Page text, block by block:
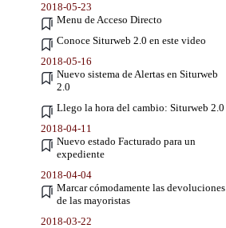
2018-05-23
Menu de Acceso Directo
Conoce Siturweb 2.0 en este video
2018-05-16
Nuevo sistema de Alertas en Siturweb
2.0
Llego la hora del cambio: Siturweb 2.0
2018-04-11
Nuevo estado Facturado para un
expediente
2018-04-04
Marcar cómodamente las devoluciones
de las mayoristas
2018-03-22